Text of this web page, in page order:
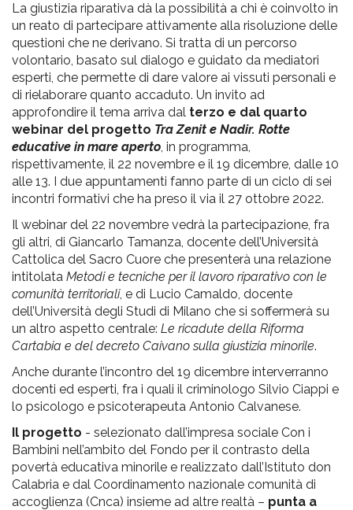
La giustizia riparativa dà la possibilità a chi è coinvolto in
un reato di partecipare attivamente alla risoluzione delle
questioni che ne derivano. Si tratta di un percorso
volontario, basato sul dialogo e guidato da mediatori
esperti, che permette di dare valore ai vissuti personali e
di rielaborare quanto accaduto. Un invito ad
approfondire il tema arriva dal terzo e dal quarto
webinar del progetto Tra Zenit e Nadir. Rotte
educative in mare aperto , in programma,
rispettivamente, il 22 novembre e il 19 dicembre, dalle 10
alle 13. I due appuntamenti fanno parte di un ciclo di sei
incontri formativi che ha preso il via il 27 ottobre 2022.
Il webinar del 22 novembre vedrà la partecipazione, fra
gli altri, di Giancarlo Tamanza, docente dell’Università
Cattolica del Sacro Cuore che presenterà una relazione
intitolata Metodi e tecniche per il lavoro riparativo con le
comunità territoriali, e di Lucio Camaldo, docente
dell’Università degli Studi di Milano che si soffermerà su
un altro aspetto centrale: Le ricadute della Riforma
Cartabia e del decreto Caivano sulla giustizia minorile.
Anche durante l’incontro del 19 dicembre interverranno
docenti ed esperti, fra i quali il criminologo Silvio Ciappi e
lo psicologo e psicoterapeuta Antonio Calvanese.
Il progetto - selezionato dall’impresa sociale Con i
Bambini nell’ambito del Fondo per il contrasto della
povertà educativa minorile e realizzato dall’Istituto don
Calabria e dal Coordinamento nazionale comunità di
accoglienza (Cnca) insieme ad altre realtà – punta a